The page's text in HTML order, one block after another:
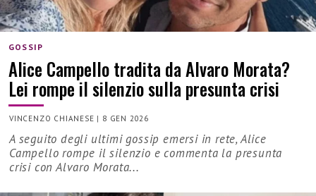
GOSSIP
Alice Campello tradita da Alvaro Morata?
Lei rompe il silenzio sulla presunta crisi
VINCENZO CHIANESE | 8 GEN 2026
A seguito degli ultimi gossip emersi in rete, Alice
Campello rompe il silenzio e commenta la presunta
crisi con Alvaro Morata...